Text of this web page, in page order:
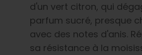
d'un vert citron, qui
parfum sucré, presque
avec des notes d'anis.
sa résistance à la